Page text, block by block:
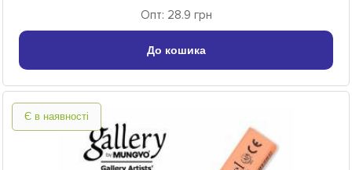
Опт: 28.9 грн
До кошика
Є в наявності